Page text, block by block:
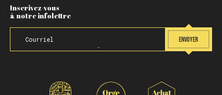
Inscrivez-vous
à notre infolettre
ENVOYER